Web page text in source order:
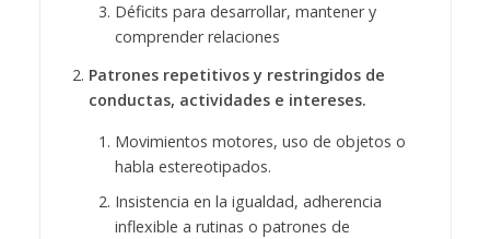
Déficits para desarrollar, mantener y
comprender relaciones
Patrones repetitivos y restringidos de
conductas, actividades e intereses.
Movimientos motores, uso de objetos o
habla estereotipados.
Insistencia en la igualdad, adherencia
inflexible a rutinas o patrones de